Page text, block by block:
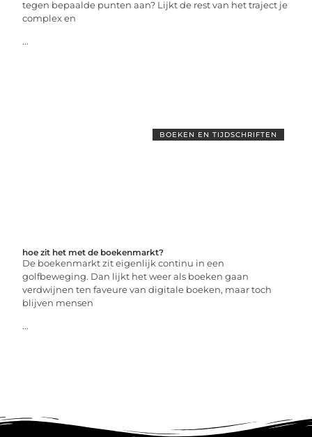
tegen bepaalde punten aan? Lijkt de rest van het traject je
complex en
...
BOEKEN EN TIJDSCHRIFTEN
hoe zit het met de boekenmarkt?
De boekenmarkt zit eigenlijk continu in een
golfbeweging. Dan lijkt het weer als boeken gaan
verdwijnen ten faveure van digitale boeken, maar toch
blijven mensen
...